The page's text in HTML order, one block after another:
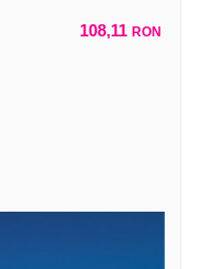
108,11 RON